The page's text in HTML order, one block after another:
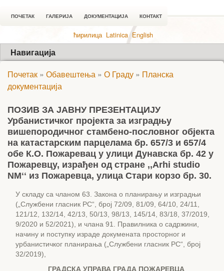
ПОЧЕТАК ГАЛЕРИЈА ДОКУМЕНТАЦИЈА КОНТАКТ
ћирилица Latinica English
Навигација
Почетак » Обавештења » О Граду » Планска
документација
ПОЗИВ ЗА ЈАВНУ ПРЕЗЕНТАЦИЈУ
Урбанистичког пројекта за изградњу
вишепородичног стамбено-пословног објекта
на катастарским парцелама бр. 657/3 и 657/4
обе К.О. Пожаревац у улици Дунавска бр. 42 у
Пожаревцу, израђен од стране ,,Arhi studio
NMʻʻ из Пожаревца, улица Стари корзо бр. 30.
У складу са чланом 63. Закона о планирању и изградњи
(„Службени гласник РС“, број 72/09, 81/09, 64/10, 24/11,
121/12, 132/14, 42/13, 50/13, 98/13, 145/14, 83/18, 37/2019,
9/2020 и 52/2021), и члана 91. Правилника о садржини,
начину и поступку израде докумената просторног и
урбанистичког планирања („Службени гласник РС“, број
32/2019),
ГРАДСКА УПРАВА ГРАДА ПОЖАРЕВЦА